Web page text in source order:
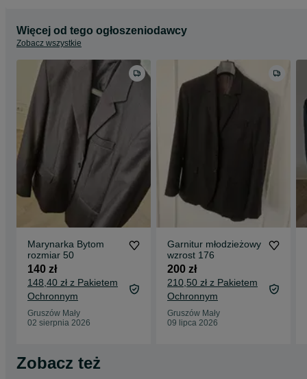
Więcej od tego ogłoszeniodawcy
Zobacz wszystkie
Marynarka Bytom
rozmiar 50
140 zł
148,40 zł z Pakietem
Ochronnym
Gruszów Mały
02 sierpnia 2026
Garnitur młodzieżowy
wzrost 176
200 zł
210,50 zł z Pakietem
Ochronnym
Gruszów Mały
09 lipca 2026
Zobacz też